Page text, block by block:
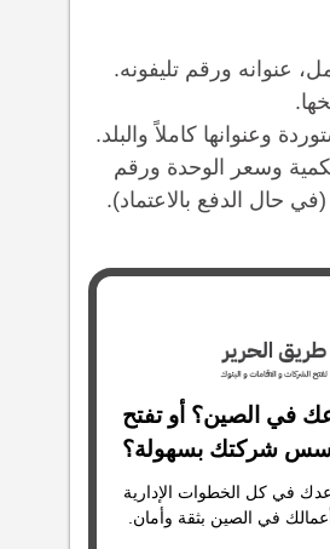
عنوانه ورقم تليفونه.
وعنوانها كاملاً والبلد.
وسعر الوحدة ورقم
(في حال الدفع بالاعتماد).
في الصين؟ أو تفتح
شركتك بسهولة؟
في كل الخطوات الإدارية
أعمالك في الصين بثقة وأمان.